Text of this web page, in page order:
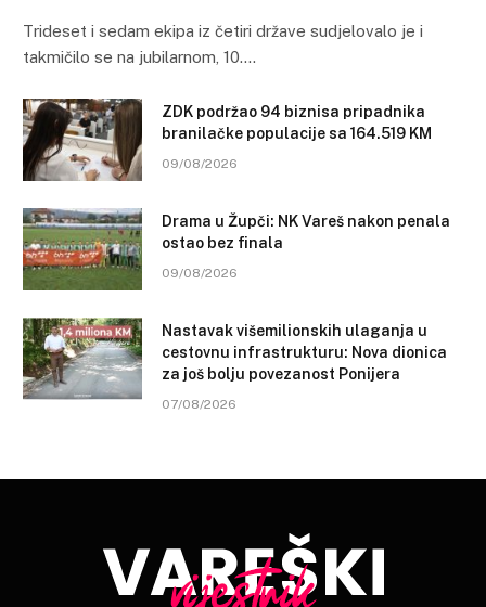
Trideset i sedam ekipa iz četiri države sudjelovalo je i
takmičilo se na jubilarnom, 10.…
ZDK podržao 94 biznisa pripadnika
branilačke populacije sa 164.519 KM
09/08/2026
Drama u Župči: NK Vareš nakon penala
ostao bez finala
09/08/2026
Nastavak višemilionskih ulaganja u
cestovnu infrastrukturu: Nova dionica
za još bolju povezanost Ponijera
07/08/2026